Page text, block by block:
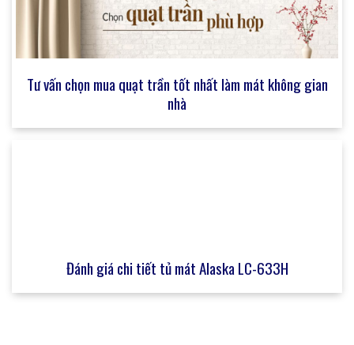
Tư vấn chọn mua quạt trần tốt nhất làm mát không gian
nhà
Đánh giá chi tiết tủ mát Alaska LC-633H